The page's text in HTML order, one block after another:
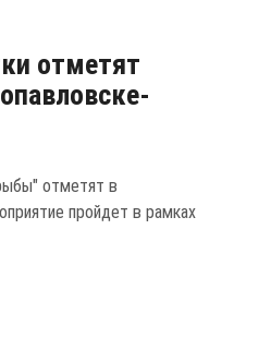
отметят
отметят в
пройдет в рамках